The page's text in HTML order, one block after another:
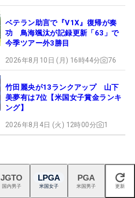
ベテラン助言で『V1X』復帰が奏
功 鳥海颯汰が記録更新「63」で
今季ツアー外3勝目
2026年8月10日 (月) 16時44分 76
竹田麗央が13ランクアップ 山下
美夢有は7位【米国女子賞金ランキ
ング】
2026年8月4日 (火) 12時00分 1
閉じる
JGTO
国内男子
LPGA
米国女子
PGA
米国男子 更新